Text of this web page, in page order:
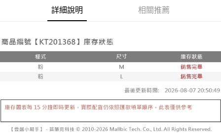
流程，驗證手機門號後，選擇欲分期的期數、繳款截止日，確認付款後即完
4.訂單成立30分鐘內，如未前往確認交易或遇審核未通過，訂單將自動取
消。如遇「轉專審核」未通過狀況，表示未達大哥付你分期系統評分，恕無
法說明評估內容。
【繳款方式說明】
1.分期款項不併入電信帳單，「大哥付你分期」於每月結算日後寄送繳費提
2.透過簡訊連結打開帳單後，可選擇「超商條碼／台灣大直營門市／銀行轉
帳／街口支付／iPASS MONEY」等通路繳費。
1.本服務係由「台灣大哥大股份有限公司」（以下簡稱本公司）所提供，讓
【關於「AFTEE先享後付」】
１．簡單：不需註冊會員、不需綁卡、不需儲值。
２．便利：只要手機號碼，簡訊認證，即可結帳。
３．安心：先確認商品／服務後，再付款。
【「AFTEE先享後付」結帳流程】
１．於結帳方式選擇「AFTEE先享後付」後，將跳轉至「AFTEE先享後付」
２．訂單成立數日內，您將收到繳費通知簡訊。
ATM／網路銀行／等多元方式進行付款，方視為交易完成。
※ 請注意：結帳手續完成當下不需立刻繳費，但若您需要取消訂單，請聯絡
運送方式
全家取貨付款
每筆NT$60，滿NT$1,800(含以上)免運費
每筆NT$60，滿NT$1,600(含以上)免運費
已關閉，請勿下單
詳細說明 相關推薦